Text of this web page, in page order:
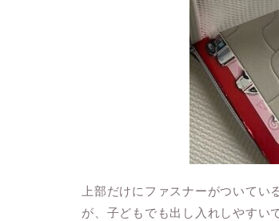
上部だけにファスナーがついて
が、子どもでも出し入れしやすい